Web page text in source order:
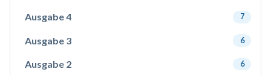
Ausgabe 4 7
Ausgabe 3 6
Ausgabe 2 6